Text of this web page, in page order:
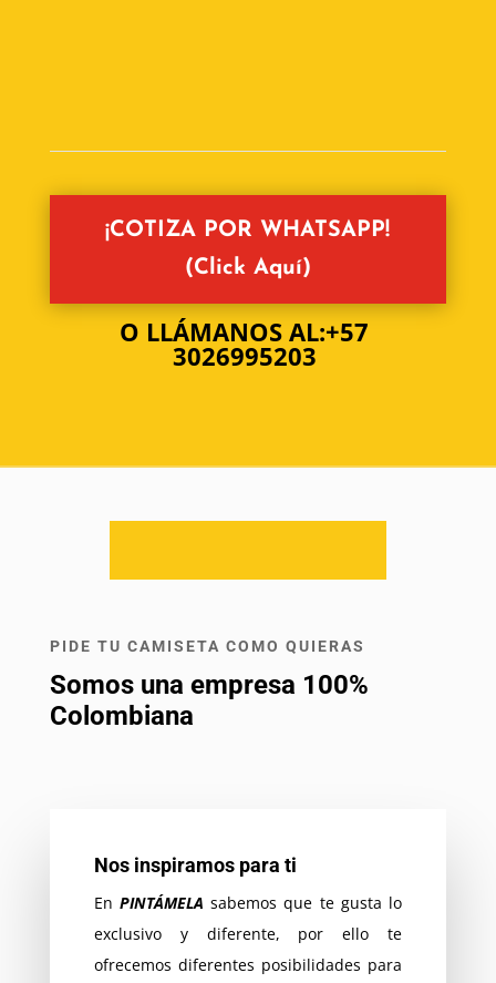
¡COTIZA POR WHATSAPP!
(Click Aquí)
O LLÁMANOS AL:+57
3026995203
PIDE TU CAMISETA COMO QUIERAS
Somos una empresa 100%
Colombiana
Nos inspiramos para ti
EnPINTÁMELA sabemos que te gusta lo
exclusivo y diferente, por ello te
ofrecemos diferentes posibilidades para